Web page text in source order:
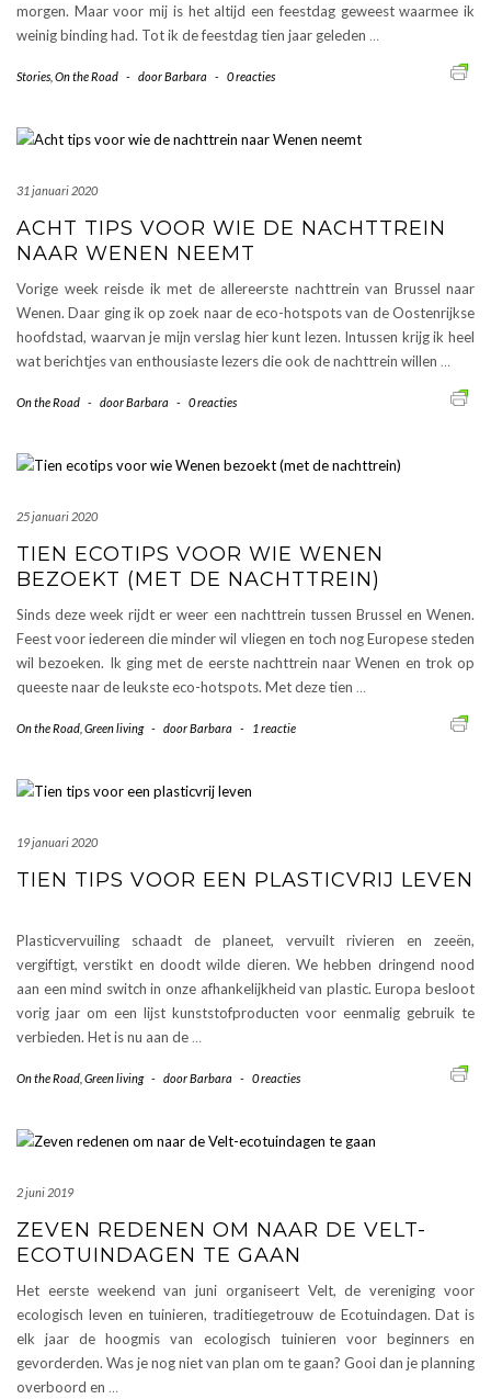
morgen. Maar voor mij is het altijd een feestdag geweest waarmee ik
weinig binding had. Tot ik de feestdag tien jaar geleden …
Stories On the Road - doorBarbara - 0 reacties
31 januari 2020
ACHT TIPS VOOR WIE DE NACHTTREIN
NAAR WENEN NEEMT
Vorige week reisde ik met de allereerste nachttrein van Brussel naar
Wenen. Daar ging ik op zoek naar de eco-hotspots van de Oostenrijkse
hoofdstad, waarvan je mijn verslag hier kunt lezen. Intussen krijg ik heel
wat berichtjes van enthousiaste lezers die ook de nachttrein willen …
On the Road - doorBarbara - 0 reacties
25 januari 2020
TIEN ECOTIPS VOOR WIE WENEN
BEZOEKT (MET DE NACHTTREIN)
Sinds deze week rijdt er weer een nachttrein tussen Brussel en Wenen.
Feest voor iedereen die minder wil vliegen en toch nog Europese steden
wil bezoeken. Ik ging met de eerste nachttrein naar Wenen en trok op
queeste naar de leukste eco-hotspots. Met deze tien …
On the Road Green living - doorBarbara - 1 reactie
19 januari 2020
TIEN TIPS VOOR EEN PLASTICVRIJ LEVEN
Plasticvervuiling schaadt de planeet, vervuilt rivieren en zeeën,
vergiftigt, verstikt en doodt wilde dieren. We hebben dringend nood
aan een mind switch in onze afhankelijkheid van plastic. Europa besloot
vorig jaar om een lijst kunststofproducten voor eenmalig gebruik te
verbieden. Het is nu aan de …
On the Road Green living - doorBarbara - 0 reacties
2 juni 2019
ZEVEN REDENEN OM NAAR DE VELT-
ECOTUINDAGEN TE GAAN
Het eerste weekend van juni organiseert Velt, de vereniging voor
ecologisch leven en tuinieren, traditiegetrouw de Ecotuindagen. Dat is
elk jaar de hoogmis van ecologisch tuinieren voor beginners en
gevorderden. Was je nog niet van plan om te gaan? Gooi dan je planning
overboord en …